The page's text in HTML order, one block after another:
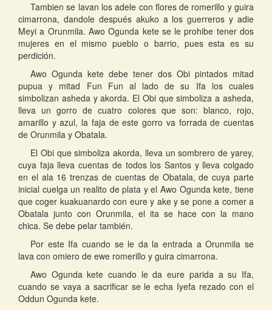
Tambien se lavan los adele con flores de romerillo y guira
cimarrona, dandole después akuko a los guerreros y adie
Meyi a Orunmila. Awo Ogunda kete se le prohibe tener dos
mujeres en el mismo pueblo o barrio, pues esta es su
perdición.
Awo Ogunda kete debe tener dos Obi pintados mitad
pupua y mitad Fun Fun al lado de su Ifa los cuales
simbolizan asheda y akorda. El Obi que simboliza a asheda,
lleva un gorro de cuatro colores que son: blanco, rojo,
amarillo y azul, la faja de este gorro va forrada de cuentas
de Orunmila y Obatala.
El Obi que simboliza akorda, lleva un sombrero de yarey,
cuya faja lleva cuentas de todos los Santos y lleva colgado
en el ala 16 trenzas de cuentas de Obatala, de cuya parte
inicial cuelga un realito de plata y el Awo Ogunda kete, tiene
que coger kuakuanardo con eure y ake y se pone a comer a
Obatala junto con Orunmila, el ita se hace con la mano
chica. Se debe pelar también.
Por este Ifa cuando se le da la entrada a Orunmila se
lava con omiero de ewe romerillo y guira cimarrona.
Awo Ogunda kete cuando le da eure parida a su Ifa,
cuando se vaya a sacrificar se le echa Iyefa rezado con el
Oddun Ogunda kete.